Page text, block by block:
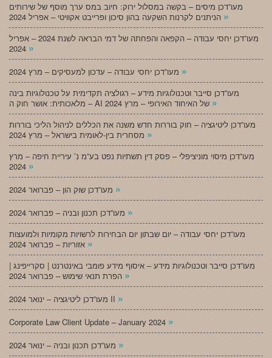
מעו”דכן מיסים – בקשה במסלול ירוק: חיוב במס ערך מוסף של שירותים
»
מעו”דכן יחסי עבודה – הקפאה והפחתה של דמי הבראה לשנת 2024 – אפריל
»
»
מעו”דכן סייבר וטכנולוגיות מידע – רגולציה תקדימית על טכנולוגיות בינה
»
מעו”דכן ליטיגציה – חוק בוררות חדש משנה את הכללים לניהול הליכי בוררות
»
מעו”דכן מיסוי מוניציפלי – פסק דין תשתיות נפט בע”מ נ’ עיריית חיפה – מרץ
»
»
»
מעו”דכן יחסי עבודה – יום שבתון יום הבחירות לרשויות מקומיות ולמועצות
»
מעו”דכן סייבר וטכנולוגיות מידע – איסוף מידע פומבי באינטרנט | סקרייפינג |
»
מעו”דכן ליטיגציה – ינואר 2024 II »
Corporate Law Client Update – January 2024 »
»